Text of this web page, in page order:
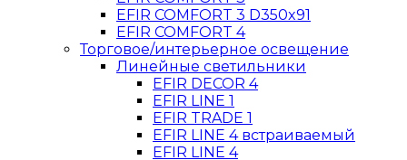
EFIR COMFORT 3 D350x91
EFIR COMFORT 4
Торговое/интерьерное освещение
Линейные светильники
EFIR DECOR 4
EFIR LINE 1
EFIR TRADE 1
EFIR LINE 4 встраиваемый
EFIR LINE 4